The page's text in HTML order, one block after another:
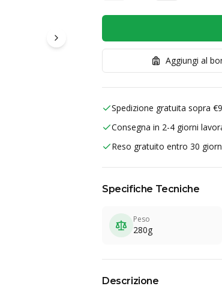
Aggiungi al
Spedizione gratuita sopra
Consegna in 2-4 giorni
Reso gratuito entro 30
Specifiche Tecniche
Peso
280g
Descrizione